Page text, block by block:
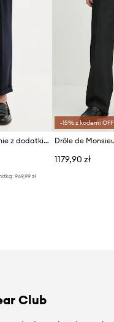
Drôle de Monsieur spodnie z dodatkiem wełny Le Pantalon Plis Cropped
969,99 zł
-15% z kodem:
1179,90 zł
Club